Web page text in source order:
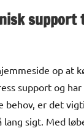
support
op at
support og
er det
sigt. Med